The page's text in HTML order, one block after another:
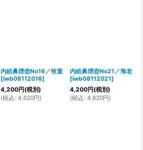
内絵鼻煙壺No16／牧童
[iwb08112016]
4,200円(税別)
(税込 : 4,620円)
内絵鼻煙壺No21／海老
[iwb08112021]
4,200円(税別)
(税込 : 4,620円)